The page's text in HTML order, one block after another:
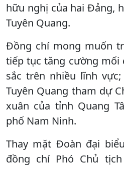
hữu nghị của hai Đảng,
Tuyên Quang.
Đồng chí mong muốn
tiếp tục tăng cường mối
sắc trên nhiều lĩnh
Tuyên Quang tham dự
xuân của tỉnh Quang
phố Nam Ninh.
Thay mặt Đoàn đại
đồng chí Phó Chủ